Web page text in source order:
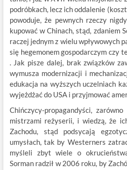
podróbkach, lecz ich oddalenie
powoduje, że pewnych rzeczy
kupować w Chinach, stąd, zdaniem
raczej jednym z wielu wpływowych
się hegemonem gospodarczym czy
. Jak pisze dalej, brak związków
wymusza modernizacji i
edukacja na wyższych uczelniach
wyjeżdżać do USA i przyjmować
Chińczycy-propagandyści,
mistrzami reżyserii, i wiedzą, że
Zachodu, stąd podsycają
umysłach, tak by Westerners
myśleli zbyt wiele o
Sorman radził w 2006 roku, by